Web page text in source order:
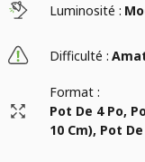
Luminosité :
Difficulté :
Format :
Pot De 4 Po,
10 Cm), Pot